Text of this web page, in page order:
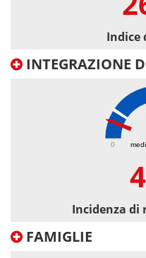
Indice
INTEGRAZIONE
0
Incidenza di
FAMIGLIE